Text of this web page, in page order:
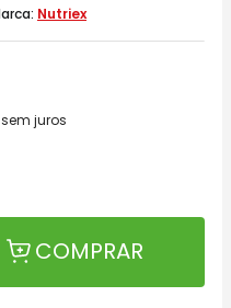
Nutriex
sem juros
COMPRAR